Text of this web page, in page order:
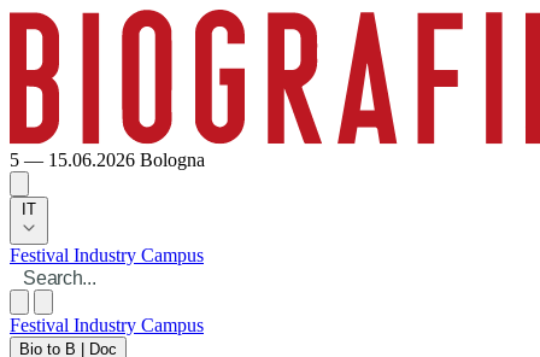
5 — 15.06.2026 Bologna
IT
Festival Industry Campus
Festival Industry Campus
Bio to B | Doc